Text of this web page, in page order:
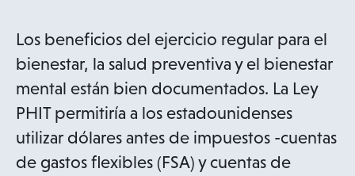
Los beneficios del ejercicio regular para el
bienestar, la salud preventiva y el bienestar
mental están bien documentados. La Ley
PHIT permitiría a los estadounidenses
utilizar dólares antes de impuestos -cuentas
de gastos flexibles (FSA) y cuentas de